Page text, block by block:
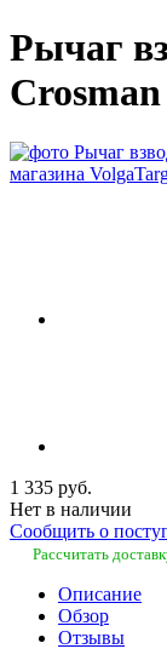
Рычаг
1 335 руб.
Нет в наличии
Сообщить о
Рассчитать
Описание
Обзор
Отзывы